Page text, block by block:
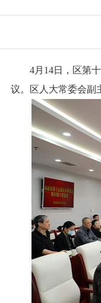
4月14日，区第十
议。区人大常委会副